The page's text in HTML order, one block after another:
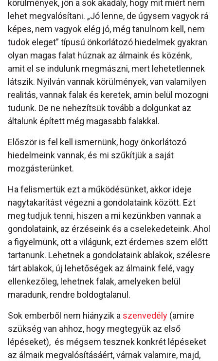
körülmények, jön a sok akadály, hogy mit miért nem
lehet megvalósítani. „Jó lenne, de úgysem vagyok rá
képes, nem vagyok elég jó, még tanulnom kell, nem
tudok eleget” típusú önkorlátozó hiedelmek gyakran
olyan magas falat húznak az álmaink és közénk,
amit el se indulunk megmászni, mert lehetetlennek
látszik. Nyilván vannak körülmények, van valamilyen
realitás, vannak falak és keretek, amin belül mozogni
tudunk. De ne nehezítsük tovább a dolgunkat az
általunk épített még magasabb falakkal.
Először is fel kell ismernünk, hogy önkorlátozó
hiedelmeink vannak, és mi szűkítjük a saját
mozgásterünket.
Ha felismertük ezt a működésünket, akkor ideje
nagytakarítást végezni a gondolataink között. Ezt
meg tudjuk tenni, hiszen a mi kezünkben vannak a
gondolataink, az érzéseink és a cselekedeteink. Ahol
a figyelmünk, ott a világunk, ezt érdemes szem előtt
tartanunk. Lehetnek a gondolataink ablakok, szélesre
tárt ablakok, új lehetőségek az álmaink felé, vagy
ellenkezőleg, lehetnek falak, amelyeken belül
maradunk, rendre boldogtalanul.
Sok emberből nem hiányzik a szenvedély (amire
szükség van ahhoz, hogy megtegyük az első
lépéseket), és mégsem tesznek konkrét lépéseket
az álmaik megvalósításáért, várnak valamire, majd,